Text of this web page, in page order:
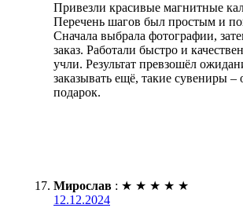
Привезли красивые магнитные
Перечень шагов был простым и
Сначала выбрала фотографии,
заказ. Работали быстро и
учли. Результат превзошёл
заказывать ещё, такие сувениры –
подарок.
Мирослав : ★ ★ ★ ★ ★
12.12.2024